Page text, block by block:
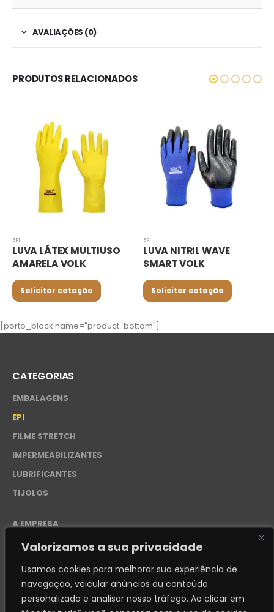
Valorizamos a sua privacidade
Usamos cookies para melhorar sua experiência de
navegação, veicular anúncios ou conteúdo
personalizado e analisar nosso tráfego. Ao clicar em
AVALIAÇÕES (0)
PRODUTOS RELACIONADOS
EPI
LUVA LÁTEX MULTIUSO
AMARELA VOLK
Solicitar cotação
EPI
LUVA NITRIL WAVE
SMART VOLK
Solicitar cotação
[porto_block name="product-bottom"]
CATEGORIAS
EMBALAGENS
EPI
FILME STRETCH
IMPERMEABILIZANTES
LUBRIFICANTES
TIJOLOS
A EMPRESA
POLÍTICA DE PRIVACIDADE – LGPD